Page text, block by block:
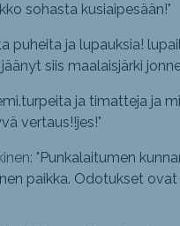
sohasta kusiaipesään!"
puheita ja lupauksia!
siis maalaisjärki
ja timatteja ja
vertaus!!jes!"
"Punkalaitumen
paikka. Odotukset